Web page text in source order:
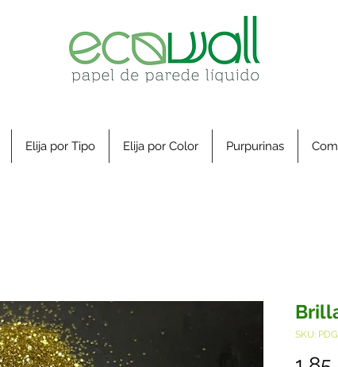
Elija por Tipo Elija por Color Purpurinas
SKU: